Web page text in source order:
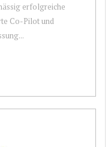
erfolgreiche
Co-Pilot und